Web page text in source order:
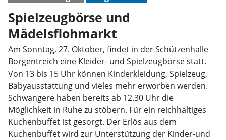
Spielzeugbörse und
Mädelsflohmarkt
Am Sonntag, 27. Oktober, findet in der Schützenhalle
Borgentreich eine Kleider- und Spielzeugbörse statt.
Von 13 bis 15 Uhr können Kinderkleidung, Spielzeug,
Babyausstattung und vieles mehr erworben werden.
Schwangere haben bereits ab 12.30 Uhr die
Möglichkeit in Ruhe zu stöbern. Für ein reichhaltiges
Kuchenbuffet ist gesorgt. Der Erlös aus dem
Kuchenbuffet wird zur Unterstützung der Kinder-und